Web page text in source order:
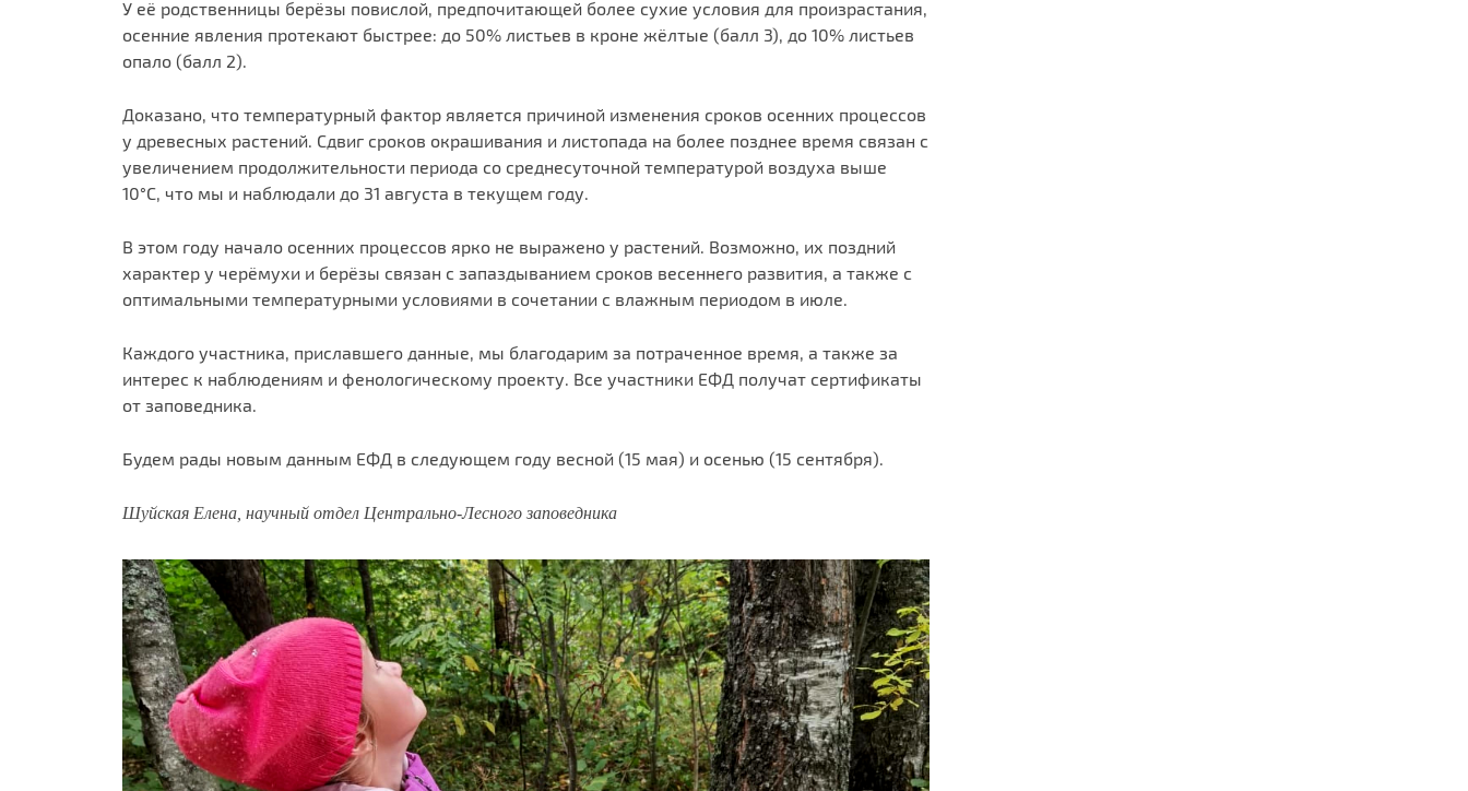
У её родственницы берёзы повислой, предпочитающей более сухие условия для произрастания,
осенние явления протекают быстрее: до 50% листьев в кроне жёлтые (балл 3), до 10% листьев
опало (балл 2).
Доказано, что температурный фактор является причиной изменения сроков осенних процессов
у древесных растений. Сдвиг сроков окрашивания и листопада на более позднее время связан с
увеличением продолжительности периода со среднесуточной температурой воздуха выше
10°С, что мы и наблюдали до 31 августа в текущем году.
В этом году начало осенних процессов ярко не выражено у растений. Возможно, их поздний
характер у черёмухи и берёзы связан с запаздыванием сроков весеннего развития, а также с
оптимальными температурными условиями в сочетании с влажным периодом в июле.
Каждого участника, приславшего данные, мы благодарим за потраченное время, а также за
интерес к наблюдениям и фенологическому проекту. Все участники ЕФД получат сертификаты
от заповедника.
Будем рады новым данным ЕФД в следующем году весной (15 мая) и осенью (15 сентября).
Шуйская Елена, научный отдел Центрально-Лесного заповедника